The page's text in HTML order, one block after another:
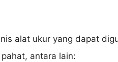
alat ukur yang dapat
antara lain: